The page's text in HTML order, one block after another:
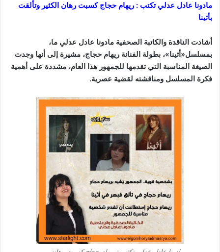
مادونا عادل عدلي تكتب : ريهام حجاج كسبت رهان الكثير وتألقت
بأثينا
أشادت الناقدة والكاتبة الصحفية مادونا عادل عدلي ما،
بمسلسل«أثينا»، بطولة الفنانة ريهام حجاج، مشيرة إلى أنها وجدت
الصيغة المناسبة التي تقدمها للجمهور هذا العام، مشددة على أهمية
فكرة المسلسل ومناقشته لقضية عصرية.